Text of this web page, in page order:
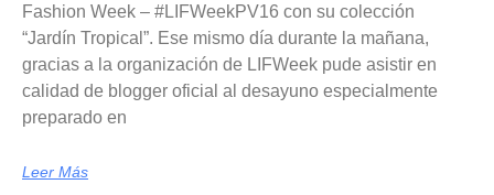
Fashion Week – #LIFWeekPV16 con su colección
“Jardín Tropical”. Ese mismo día durante la mañana,
gracias a la organización de LIFWeek pude asistir en
calidad de blogger oficial al desayuno especialmente
preparado en
Leer Más